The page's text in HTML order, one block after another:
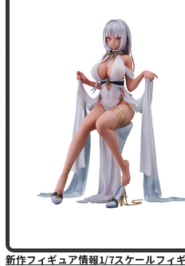
新作フィギュア情報1/7スケールフィ